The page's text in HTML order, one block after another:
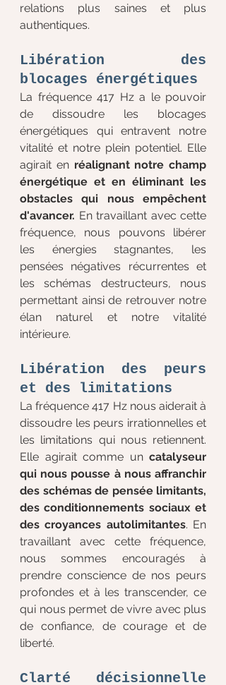
relations plus saines et plus
authentiques.
Libération des
blocages énergétiques
La fréquence 417 Hz a le pouvoir
de dissoudre les blocages
énergétiques qui entravent notre
vitalité et notre plein potentiel. Elle
agirait en réalignant notre champ
énergétique et en éliminant les
obstacles qui nous empêchent
d'avancer. En travaillant avec cette
fréquence, nous pouvons libérer
les énergies stagnantes, les
pensées négatives récurrentes et
les schémas destructeurs, nous
permettant ainsi de retrouver notre
élan naturel et notre vitalité
intérieure.
Libération des peurs
et des limitations
La fréquence 417 Hz nous aiderait à
dissoudre les peurs irrationnelles et
les limitations qui nous retiennent.
Elle agirait comme un catalyseur
qui nous pousse à nous affranchir
des schémas de pensée limitants,
des conditionnements sociaux et
des croyances autolimitantes. En
travaillant avec cette fréquence,
nous sommes encouragés à
prendre conscience de nos peurs
profondes et à les transcender, ce
qui nous permet de vivre avec plus
de confiance, de courage et de
liberté.
Clarté décisionnelle